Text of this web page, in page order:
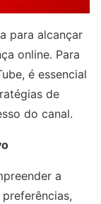
para alcançar
online. Para
é essencial
de
do canal.
a